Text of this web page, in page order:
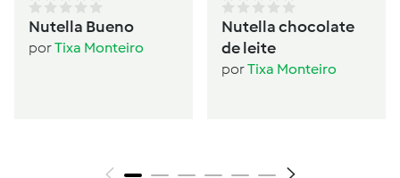
Nutella Bueno
porTixa Monteiro
Nutella chocolate
de leite
porTixa Monteiro